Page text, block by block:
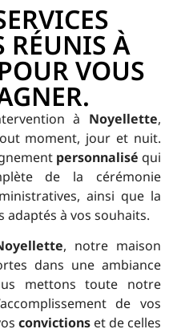
RÉUNIS À
VOUS
à Noyellette,
moment, jour et nuit.
personnalisé qui
de la cérémonie
ainsi que la
à vos souhaits.
, notre maison
dans une ambiance
mettons toute notre
de vos
convictionset de celles